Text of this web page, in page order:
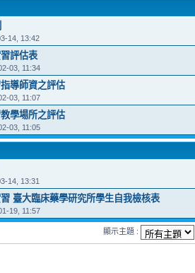
14, 13:42
評估表
03, 11:34
導師資之評估
03, 11:07
學場所之評估
03, 11:05
14, 13:31
臺大臨床藥學研究所學生自我檢核表
19, 11:57
顯示主題 :